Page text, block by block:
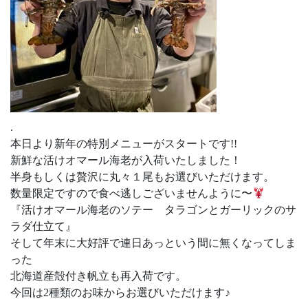
.
本日より新年の特別メニューがスタートです!!
新鮮な活けオマール海老が入荷いたしました！
半身もしくは贅沢に丸々１尾もお選びいただけます。
数量限定ですので食べ逃しございませんように〜
『活けオマール海老のソテー タラゴンとガーリックのサ
ラダ仕立て』
そして年末に大好評で連日あっという間に無くなってしま
った
北海道産殻付き帆立も再入荷です。
今回は2種類のお味からお選びいただけます♪